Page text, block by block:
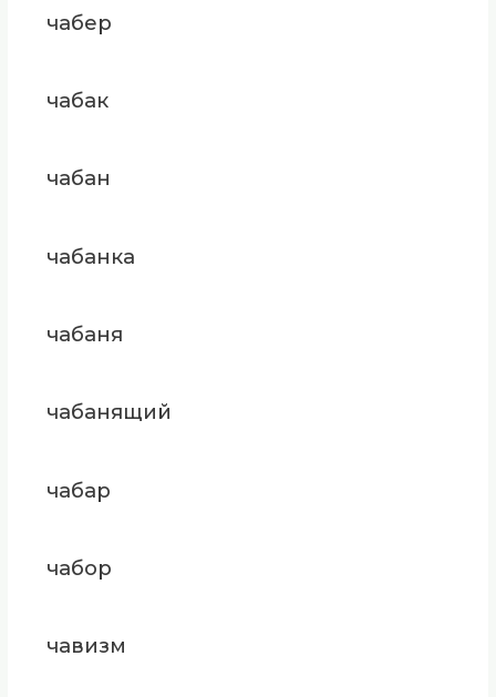
чабер
чабак
чабан
чабанка
чабаня
чабанящий
чабар
чабор
чавизм